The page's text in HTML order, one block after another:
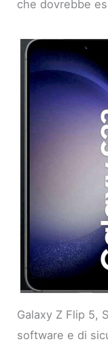
che dovrebbe
Galaxy Z Flip 5,
software e di